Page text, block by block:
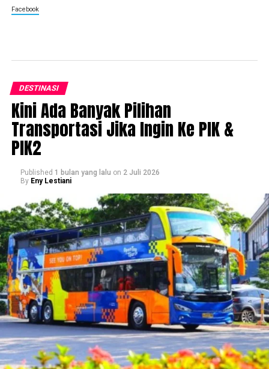
Facebook
DESTINASI
Kini Ada Banyak Pilihan
Transportasi Jika Ingin Ke PIK &
PIK2
Published 1 bulan yang lalu on 2 Juli 2026
By Eny Lestiani